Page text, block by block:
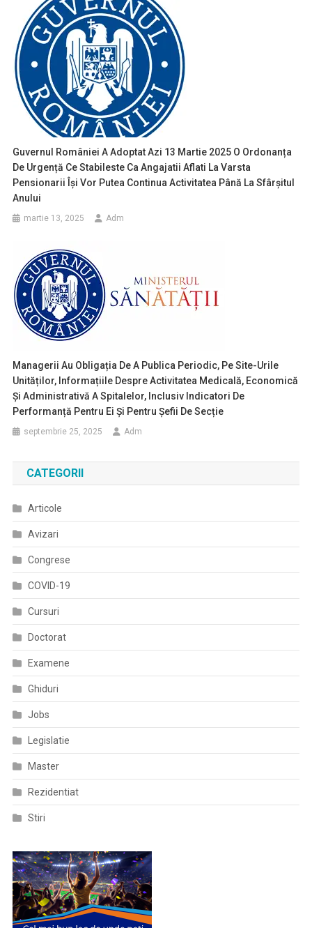
Guvernul României A Adoptat Azi 13 Martie 2025 O Ordonanța
De Urgență Ce Stabileste Ca Angajatii Aflati La Varsta
Pensionarii Își Vor Putea Continua Activitatea Până La Sfârșitul
Anului
martie 13, 2025 Adm
Managerii Au Obligația De A Publica Periodic, Pe Site-Urile
Unităților, Informațiile Despre Activitatea Medicală, Economică
Și Administrativă A Spitalelor, Inclusiv Indicatori De
Performanță Pentru Ei Și Pentru Șefii De Secție
septembrie 25, 2025 Adm
CATEGORII
Articole
Avizari
Congrese
COVID-19
Cursuri
Doctorat
Examene
Ghiduri
Jobs
Legislatie
Master
Rezidentiat
Stiri